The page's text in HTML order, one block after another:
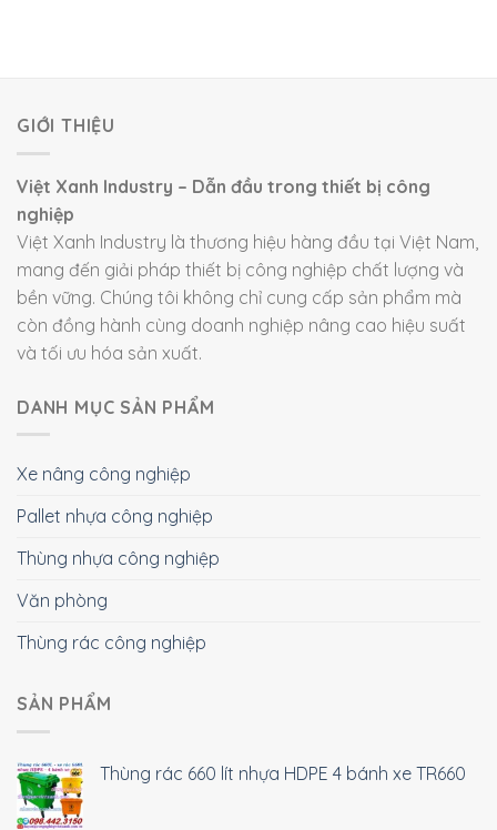
GIỚI THIỆU
Việt Xanh Industry – Dẫn đầu trong thiết bị công
nghiệp
Việt Xanh Industry là thương hiệu hàng đầu tại Việt Nam,
mang đến giải pháp thiết bị công nghiệp chất lượng và
bền vững. Chúng tôi không chỉ cung cấp sản phẩm mà
còn đồng hành cùng doanh nghiệp nâng cao hiệu suất
và tối ưu hóa sản xuất.
DANH MỤC SẢN PHẨM
Xe nâng công nghiệp
Pallet nhựa công nghiệp
Thùng nhựa công nghiệp
Văn phòng
Thùng rác công nghiệp
SẢN PHẨM
Thùng rác 660 lít nhựa HDPE 4 bánh xe TR660